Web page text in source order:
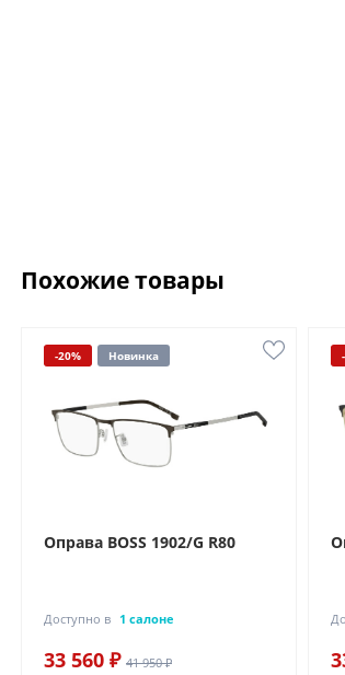
Похожие товары
-20% Новинка
Оправа BOSS 1902/G R80
Доступно в 1 салоне
33 560 ₽ 41 950 ₽